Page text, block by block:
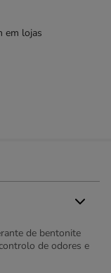
em lojas
de bentonite
de odores e